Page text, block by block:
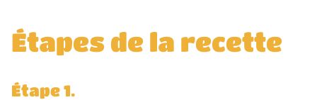
Étapes de la recette
Étape 1.